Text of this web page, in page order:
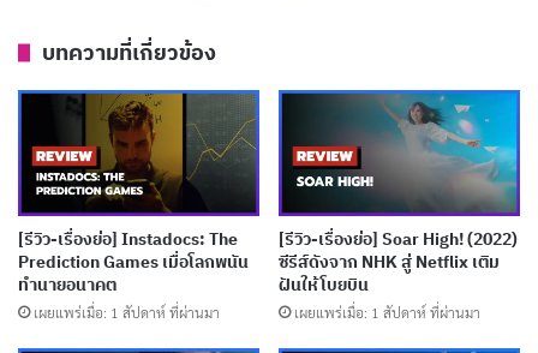
Devil May Cry ซีซั่น 2 ดำดิ่งลงไปในสงครามระหว่างนรกกับ
โลกมนุษย์อย่างเต็มรูปแบบ อาริอุสผู้ดำรงอำนาจเหนือทุก
ระดับรวมถึงประธานาธิบดีสหรัฐฯ ส่งกองกำลังไปยังมิติขอ
บทความที่เกี่ยวข้อง
[รีวิว-เรื่องย่อ] Instadocs: The
Prediction Games เมื่อโลกพนัน
ทำนายอนาคต
เผยแพร่เมื่อ: 1 สัปดาห์ ที่ผ่านมา
[รีวิว-เรื่องย่อ] Soar High! (2022)
ซีรีส์ดังจาก NHK สู่ Netflix เติม
ฝันให้โบยบิน
เผยแพร่เมื่อ: 1 สัปดาห์ ที่ผ่านมา